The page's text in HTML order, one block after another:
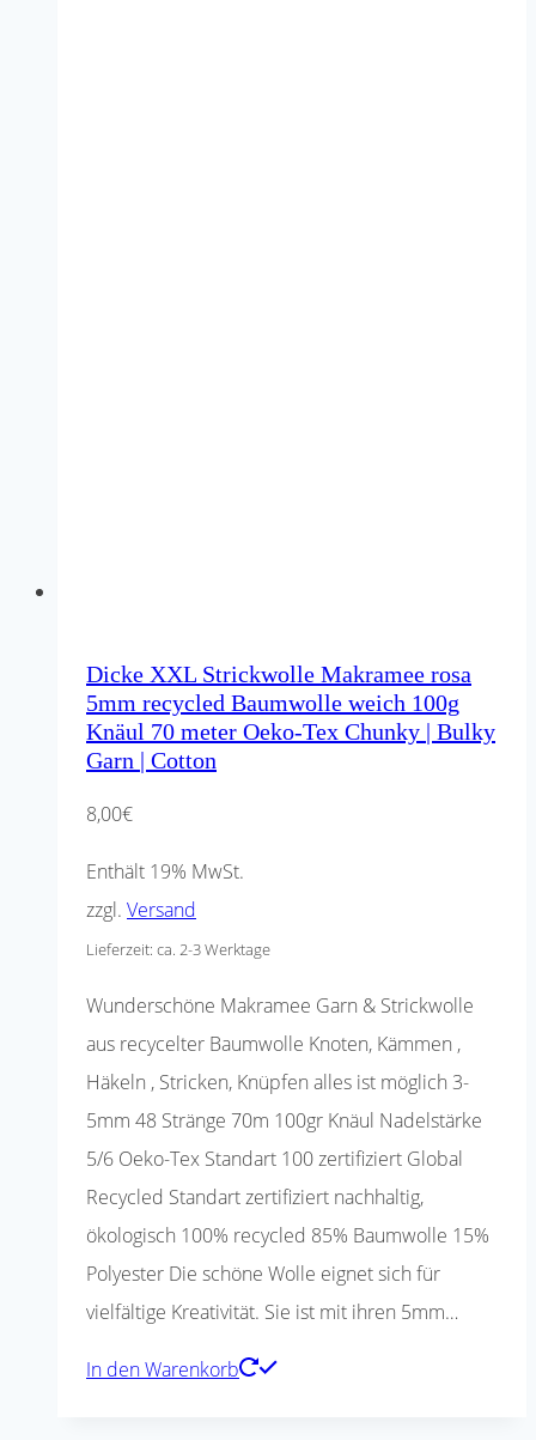
Dicke XXL Strickwolle Makramee rosa
5mm recycled Baumwolle weich 100g
Knäul 70 meter Oeko-Tex Chunky | Bulky
Garn | Cotton
8,00€
Enthält 19% MwSt.
zzgl. Versand
Lieferzeit: ca. 2-3 Werktage
Wunderschöne Makramee Garn & Strickwolle
aus recycelter Baumwolle Knoten, Kämmen ,
Häkeln , Stricken, Knüpfen alles ist möglich 3-
5mm 48 Stränge 70m 100gr Knäul Nadelstärke
5/6 Oeko-Tex Standart 100 zertifiziert Global
Recycled Standart zertifiziert nachhaltig,
ökologisch 100% recycled 85% Baumwolle 15%
Polyester Die schöne Wolle eignet sich für
vielfältige Kreativität. Sie ist mit ihren 5mm…
In den Warenkorb